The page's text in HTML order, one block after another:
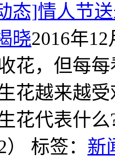
态]情人节
晓2016年12
花，但每
花越来越
花代表什
标签： 新